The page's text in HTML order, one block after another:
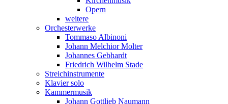
Opern
weitere
Orchesterwerke
Tommaso Albinoni
Johann Melchior Molter
Johannes Gebhardt
Friedrich Wilhelm Stade
Streichinstrumente
Klavier solo
Kammermusik
Johann Gottlieb Naumann